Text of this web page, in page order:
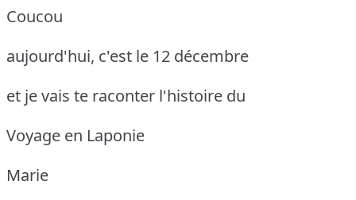
Coucou
aujourd'hui, c'est le 12 décembre
et je vais te raconter l'histoire du
Voyage en Laponie
Marie